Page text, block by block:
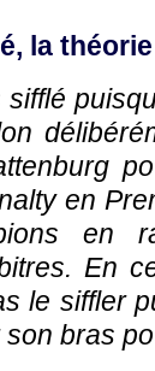
la théorie
en
en
En
le siffler
bras